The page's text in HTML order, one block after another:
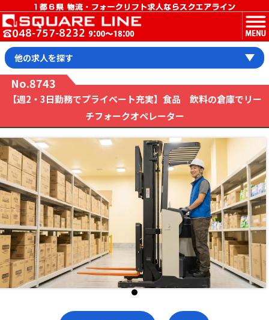
MENU
他の求人を探す
No.8743
【週2・3日勤務でプライベート充実】食品 飲料の倉庫でリー
チフォークオペレーター